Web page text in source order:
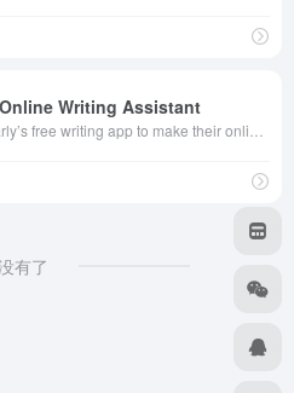
Writing Assistant
有了